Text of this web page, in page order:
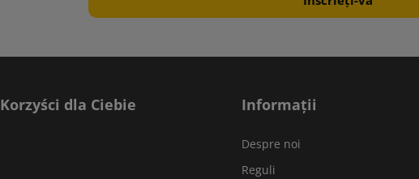
Korzyści dla Ciebie Informații
Despre noi
Reguli